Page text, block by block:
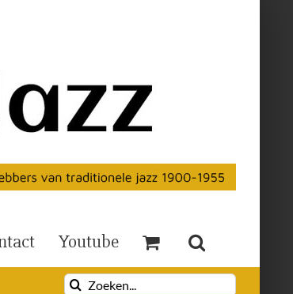
Youtube
Zoeken